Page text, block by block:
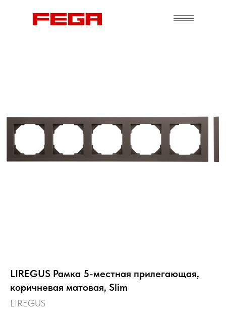
LIREGUS Рамка 5-местная прилегающая,
коричневая матовая, Slim
LIREGUS